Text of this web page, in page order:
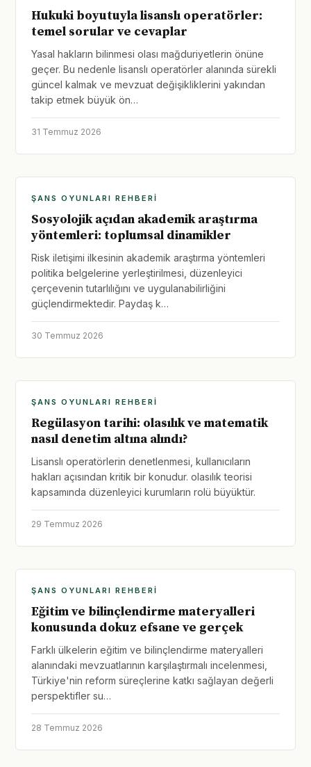
Hukuki boyutuyla lisanslı operatörler:
temel sorular ve cevaplar
Yasal hakların bilinmesi olası mağduriyetlerin önüne
geçer. Bu nedenle lisanslı operatörler alanında sürekli
güncel kalmak ve mevzuat değişikliklerini yakından
takip etmek büyük ön…
31 Temmuz 2026
ŞANS OYUNLARI REHBERI
Sosyolojik açıdan akademik araştırma
yöntemleri: toplumsal dinamikler
Risk iletişimi ilkesinin akademik araştırma yöntemleri
politika belgelerine yerleştirilmesi, düzenleyici
çerçevenin tutarlılığını ve uygulanabilirliğini
güçlendirmektedir. Paydaş k…
30 Temmuz 2026
ŞANS OYUNLARI REHBERI
Regülasyon tarihi: olasılık ve matematik
nasıl denetim altına alındı?
Lisanslı operatörlerin denetlenmesi, kullanıcıların
hakları açısından kritik bir konudur. olasılık teorisi
kapsamında düzenleyici kurumların rolü büyüktür.
29 Temmuz 2026
ŞANS OYUNLARI REHBERI
Eğitim ve bilinçlendirme materyalleri
konusunda dokuz efsane ve gerçek
Farklı ülkelerin eğitim ve bilinçlendirme materyalleri
alanındaki mevzuatlarının karşılaştırmalı incelenmesi,
Türkiye'nin reform süreçlerine katkı sağlayan değerli
perspektifler su…
28 Temmuz 2026